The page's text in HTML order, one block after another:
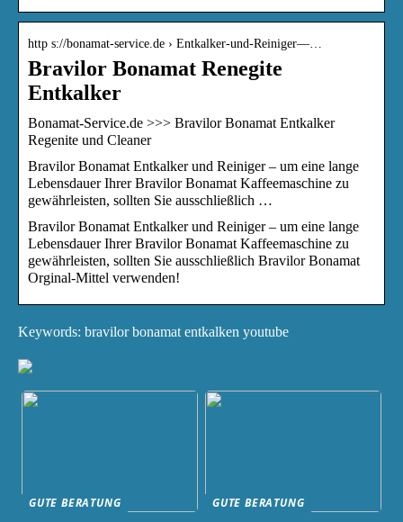
http s://bonamat-service.de › Entkalker-und-Reiniger—…
Bravilor Bonamat Renegite
Entkalker
Bonamat-Service.de >>> Bravilor Bonamat Entkalker
Regenite und Cleaner
Bravilor Bonamat Entkalker und Reiniger – um eine lange
Lebensdauer Ihrer Bravilor Bonamat Kaffeemaschine zu
gewährleisten, sollten Sie ausschließlich …
Bravilor Bonamat Entkalker und Reiniger – um eine lange
Lebensdauer Ihrer Bravilor Bonamat Kaffeemaschine zu
gewährleisten, sollten Sie ausschließlich Bravilor Bonamat
Orginal-Mittel verwenden!
Keywords: bravilor bonamat entkalken youtube
GUTE BERATUNG
GUTE BERATUNG